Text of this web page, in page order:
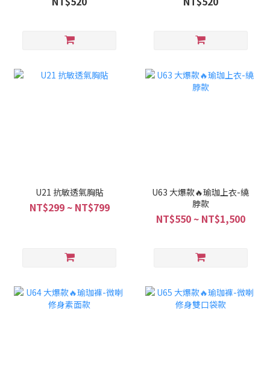
U21 抗敏透氣胸貼
NT$299 ~ NT$799
U63 大爆款🔥瑜珈上衣-繞
脖款
NT$550 ~ NT$1,500